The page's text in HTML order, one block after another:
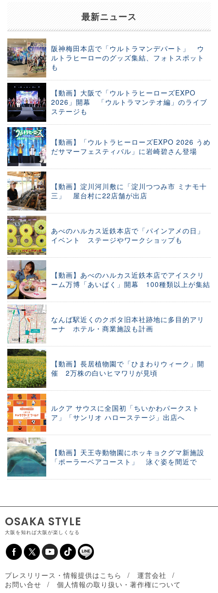
最新ニュース
阪神梅田本店で「ウルトラマンデパート」 ウ
ルトラヒーローのグッズ集結、フォトスポット
も
【動画】大阪で「ウルトラヒーローズEXPO
2026」開幕 「ウルトラマンテオ編」のライブ
ステージも
【動画】「ウルトラヒーローズEXPO 2026 うめ
だサマーフェスティバル」に岩崎碧さん登場
【動画】淀川河川敷に「淀川つつみ市 ミナモ十
三」 屋台村に22店舗が出店
あべのハルカス近鉄本店で「パインアメの日」
イベント ステージやワークショップも
【動画】あべのハルカス近鉄本店でアイスクリ
ーム万博「あいぱく」開幕 100種類以上が集結
なんば駅近くのクボタ旧本社跡地に多目的アリ
ーナ ホテル・商業施設も計画
【動画】長居植物園で「ひまわりウィーク」開
催 2万株の白いヒマワリが見頃
ルクア サウスに全国初「ちいかわパークスト
ア」「サンリオ ハローステージ」出店へ
【動画】天王寺動物園にホッキョクグマ新施設
「ポーラーベアコースト」 泳ぐ姿を間近で
OSAKA STYLE
大阪を知れば大阪が楽しくなる
プレスリリース・情報提供はこちら
運営会社
お問い合せ
個人情報の取り扱い・著作権について